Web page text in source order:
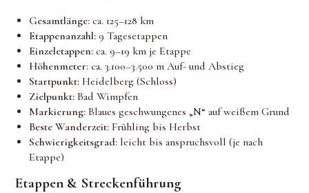
Gesamtlänge: ca. 125–128 km
Etappenanzahl: 9 Tagesetappen
Einzeletappen: ca. 9–19 km je Etappe
Höhenmeter: ca. 3.100–3.500 m Auf- und Abstieg
Startpunkt: Heidelberg (Schloss)
Zielpunkt: Bad Wimpfen
Markierung: Blaues geschwungenes „N“ auf weißem Grund
Beste Wanderzeit: Frühling bis Herbst
Schwierigkeitsgrad: leicht bis anspruchsvoll (je nach
Etappe)
Etappen & Streckenführung